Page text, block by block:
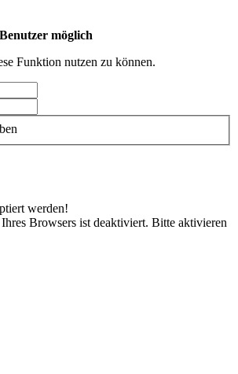
möglich
Funktion nutzen zu können.
werden!
Browsers ist deaktiviert. Bitte aktivieren